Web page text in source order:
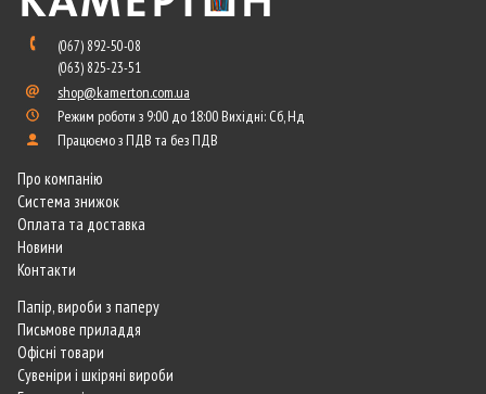
(067) 892-50-08
(063) 825-23-51
shop@kamerton.com.ua
Режим роботи з 9:00 до 18:00 Вихідні: Сб, Нд
Працюємо з ПДВ та без ПДВ
Про компанію
Система знижок
Оплата та доставка
Новини
Контакти
Папір, вироби з паперу
Письмове приладдя
Офісні товари
Сувеніри і шкіряні вироби